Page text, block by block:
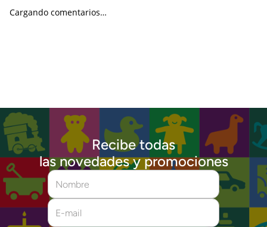
Cargando comentarios…
Recibe todas
las novedades y promociones